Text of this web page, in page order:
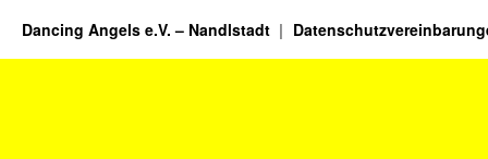
Dancing Angels e.V. – Nandlstadt